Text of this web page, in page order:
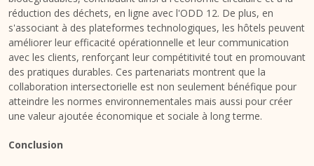
réduction des déchets, en ligne avec l'ODD 12. De plus, en
s'associant à des plateformes technologiques, les hôtels peuvent
améliorer leur efficacité opérationnelle et leur communication
avec les clients, renforçant leur compétitivité tout en promouvant
des pratiques durables. Ces partenariats montrent que la
collaboration intersectorielle est non seulement bénéfique pour
atteindre les normes environnementales mais aussi pour créer
une valeur ajoutée économique et sociale à long terme.
Conclusion